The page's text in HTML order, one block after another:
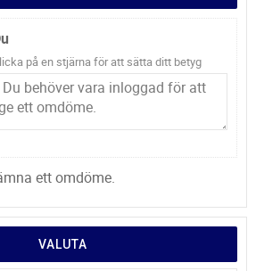
på en stjärna för att sätta ditt betyg
ett omdöme.
VALUTA